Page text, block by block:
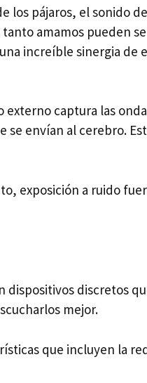
los pájaros, el sonido
amamos pueden
increíble sinergia
captura las
envían al cerebro.
exposición a ruido
dispositivos discretos
mejor.
que incluyen la